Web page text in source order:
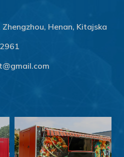
Henan, Kitajska
Eesti
Български
Slovenčina